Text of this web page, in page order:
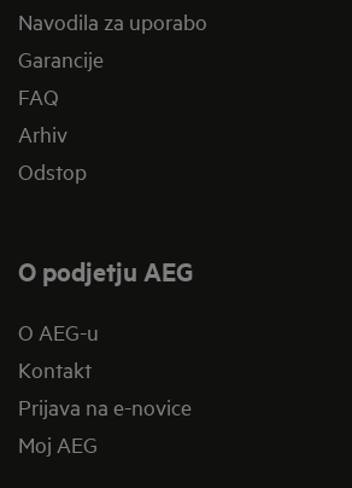
Navodila za uporabo
Garancije
FAQ
Arhiv
Odstop
O podjetju AEG
O AEG-u
Kontakt
Prijava na e-novice
Moj AEG